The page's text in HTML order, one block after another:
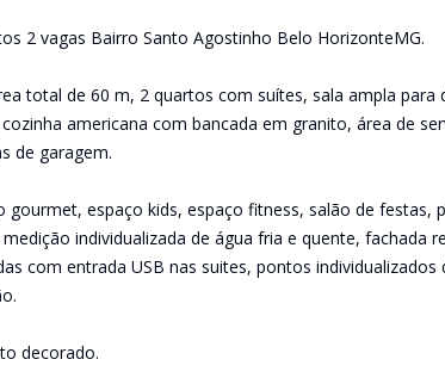
2 vagas Bairro Santo Agostinho Belo HorizonteMG.
total de 60 m, 2 quartos com suítes, sala ampla para
americana com bancada em granito, área de
de garagem.
gourmet, espaço kids, espaço fitness, salão de festas,
individualizada de água fria e quente, fachada
com entrada USB nas suites, pontos individualizados
decorado.